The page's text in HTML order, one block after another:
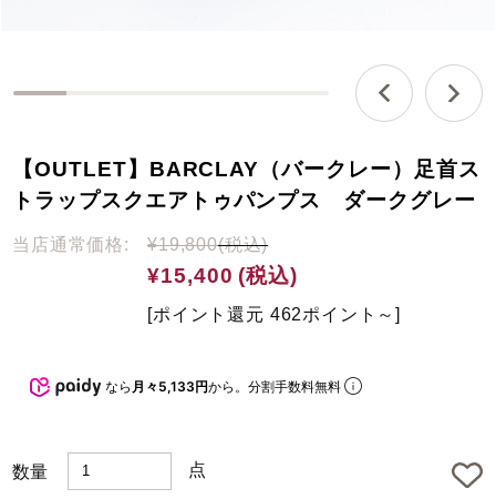
0
m
p
l
e
【OUTLET】BARCLAY（バークレー）足首ス
トラップスクエアトゥパンプス ダークグレー
当店通常価格: ¥19,800(税込)
¥15,400 (税込)
[ポイント還元 462ポイント～]
なら 月々5,133円から。分割手数料無料
数量 点